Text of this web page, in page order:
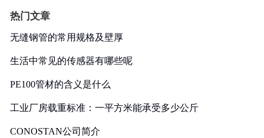
热门文章
无缝钢管的常用规格及壁厚
生活中常见的传感器有哪些呢
PE100管材的含义是什么
工业厂房载重标准：一平方米能承受多少公斤
CONOSTAN公司简介